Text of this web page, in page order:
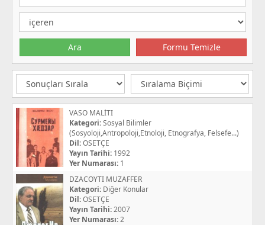
VASO MALİTI
Kategori:Sosyal Bilimler
(Sosyoloji,Antropoloji,Etnoloji, Etnografya, Felsefe...)
Dil:OSETÇE
Yayın Tarihi: 1992
Yer Numarası: 1
DZACOYTI MUZAFFER
Kategori: Diğer Konular
Dil:OSETÇE
Yayın Tarihi:2007
Yer Numarası:2